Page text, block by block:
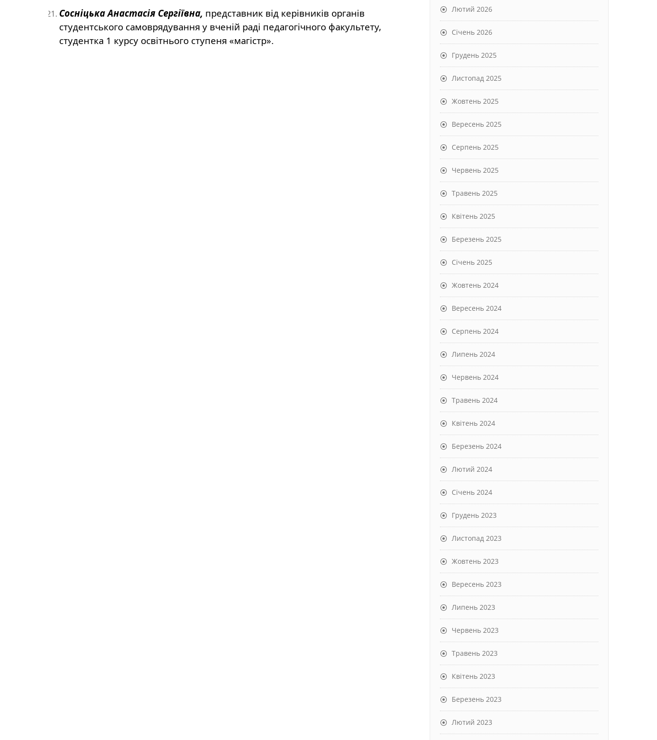
Сосніцька Анастасія Сергіївна, представник від керівників органів
студентського самоврядування у вченій раді педагогічного факультету,
студентка 1 курсу освітнього ступеня «магістр».
Лютий 2026
Січень 2026
Грудень 2025
Листопад 2025
Жовтень 2025
Вересень 2025
Серпень 2025
Червень 2025
Травень 2025
Квітень 2025
Березень 2025
Січень 2025
Жовтень 2024
Вересень 2024
Серпень 2024
Липень 2024
Червень 2024
Травень 2024
Квітень 2024
Березень 2024
Лютий 2024
Січень 2024
Грудень 2023
Листопад 2023
Жовтень 2023
Вересень 2023
Липень 2023
Червень 2023
Травень 2023
Квітень 2023
Березень 2023
Лютий 2023